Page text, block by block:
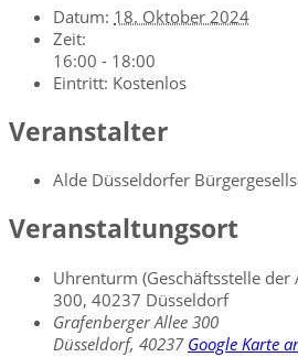
Datum: 18. Oktober 2024
Zeit:
16:00 - 18:00
Eintritt: Kostenlos
Veranstalter
Alde Düsseldorfer
Veranstaltungsort
Uhrenturm (Geschäftsstelle der
300, 40237 Düsseldorf
Grafenberger Allee 300
Düsseldorf, 40237 Google Karte